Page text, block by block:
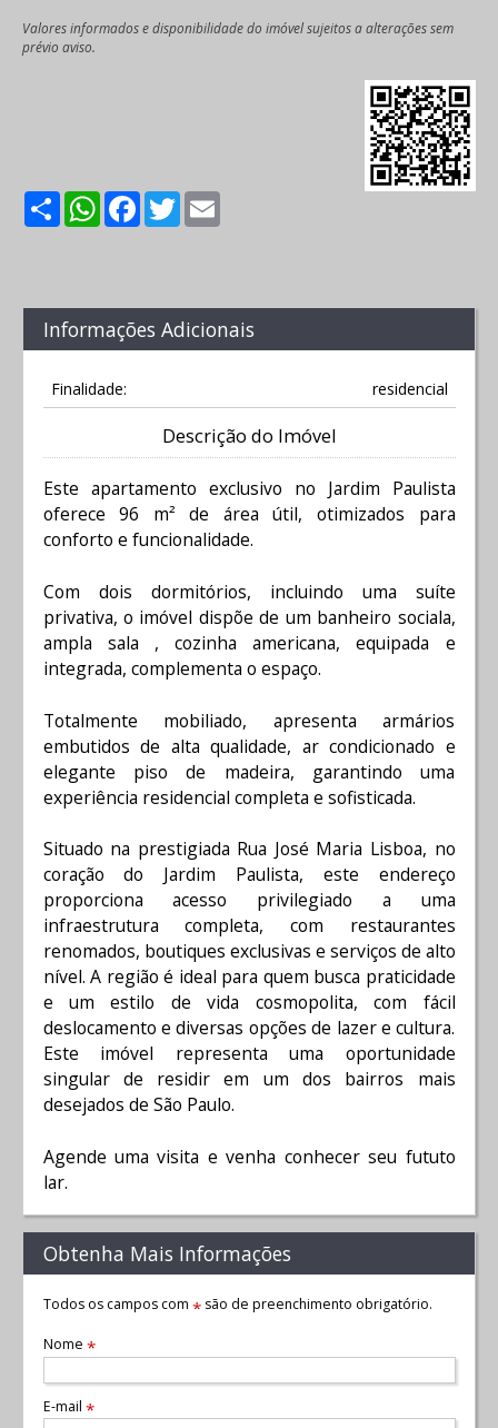
Valores informados e disponibilidade do imóvel sujeitos a alterações sem
prévio aviso.
ShareWhatsApp
Facebook
Twitter
Informações Adicionais
Finalidade: residencial
Descrição do Imóvel
Este apartamento exclusivo no Jardim Paulista
oferece 96 m² de área útil, otimizados para
conforto e funcionalidade.
Com dois dormitórios, incluindo uma suíte
privativa, o imóvel dispõe de um banheiro sociala,
ampla sala , cozinha americana, equipada e
integrada, complementa o espaço.
Totalmente mobiliado, apresenta armários
embutidos de alta qualidade, ar condicionado e
elegante piso de madeira, garantindo uma
experiência residencial completa e sofisticada.
Situado na prestigiada Rua José Maria Lisboa, no
coração do Jardim Paulista, este endereço
proporciona acesso privilegiado a uma
infraestrutura completa, com restaurantes
renomados, boutiques exclusivas e serviços de alto
nível. A região é ideal para quem busca praticidade
e um estilo de vida cosmopolita, com fácil
deslocamento e diversas opções de lazer e cultura.
Este imóvel representa uma oportunidade
singular de residir em um dos bairros mais
desejados de São Paulo.
Agende uma visita e venha conhecer seu fututo
lar.
Obtenha Mais Informações
Todos os campos com *são de preenchimento obrigatório.
Nome *
E-mail *